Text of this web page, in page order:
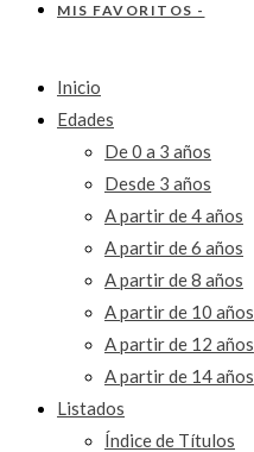
MIS FAVORITOS -
Inicio
Edades
De 0 a 3 años
Desde 3 años
A partir de 4 años
A partir de 6 años
A partir de 8 años
A partir de 10 años
A partir de 12 años
A partir de 14 años
Listados
Índice de Títulos